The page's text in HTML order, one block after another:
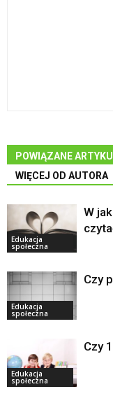
POWIĄZANE
WIĘCEJ OD AUTORA
Edukacja
społeczna
W
Edukacja
społeczna
Czy
Edukacja
społeczna
Czy